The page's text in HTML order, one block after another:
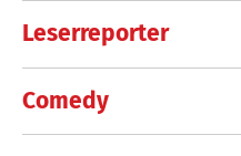
Leserreporter
Comedy